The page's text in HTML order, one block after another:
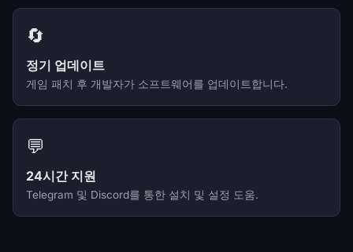
🔄
정기 업데이트
게임 패치 후 개발자가 소프트웨어를 업데이트합니다.
💬
24시간 지원
Telegram 및 Discord를 통한 설치 및 설정 도움.